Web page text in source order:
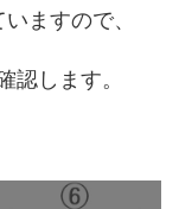
ますので、
認します。